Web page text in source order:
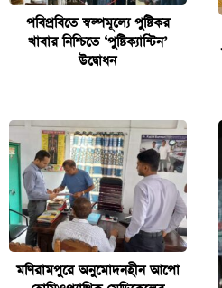
পবিপ্রবিতে স্বল্পমূল্যে পুষ্টিকর
খাবার নিশ্চিতে ‘পুষ্টিক্যান্টিন’
উদ্বোধন
মণিরামপুরে অনুমোদনহীন আপো